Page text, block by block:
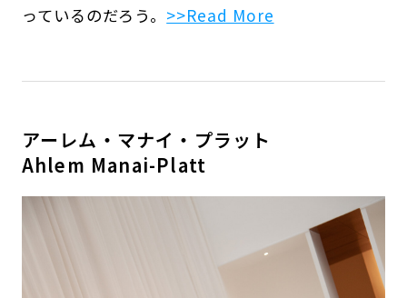
っているのだろう。 >>Read More
アーレム・マナイ・プラット
Ahlem Manai-Platt